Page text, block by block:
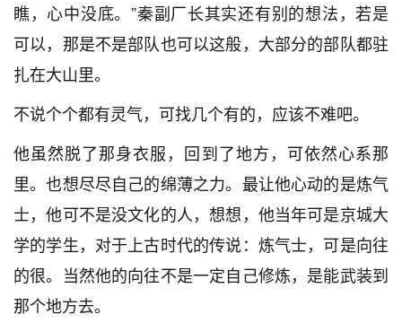
瞧，心中没底。”秦副厂长其实还有别的想法，若是
可以，那是不是部队也可以这般，大部分的部队都驻
扎在大山里。
不说个个都有灵气，可找几个有的，应该不难吧。
他虽然脱了那身衣服，回到了地方，可依然心系那
里。也想尽尽自己的绵薄之力。最让他心动的是炼气
士，他可不是没文化的人，想想，他当年可是京城大
学的学生，对于上古时代的传说：炼气士，可是向往
的很。当然他的向往不是一定自己修炼，是能武装到
那个地方去。